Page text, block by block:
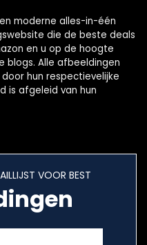
moderne alles-in-één
die de beste deals
en u op de hoogte
Alle afbeeldingen
hun respectievelijke
is afgeleid van hun
VOOR BEST